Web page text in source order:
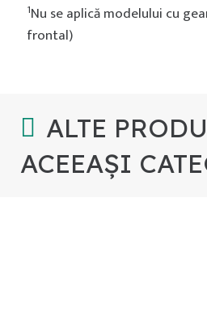
1Nu se aplică modelului cu
frontal)
ALTE
ACEEAȘI